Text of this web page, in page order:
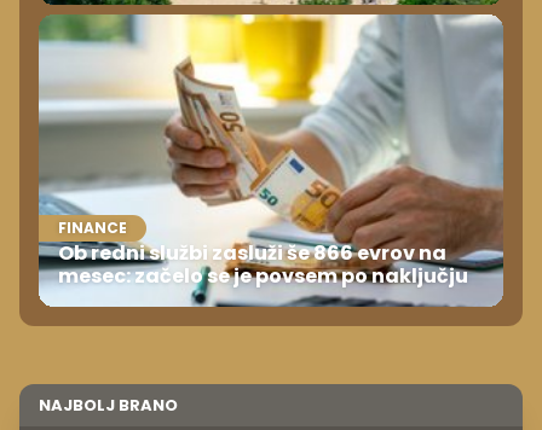
FINANCE
Ob redni službi zasluži še 866 evrov na
mesec: začelo se je povsem po naključju
NAJBOLJ BRANO